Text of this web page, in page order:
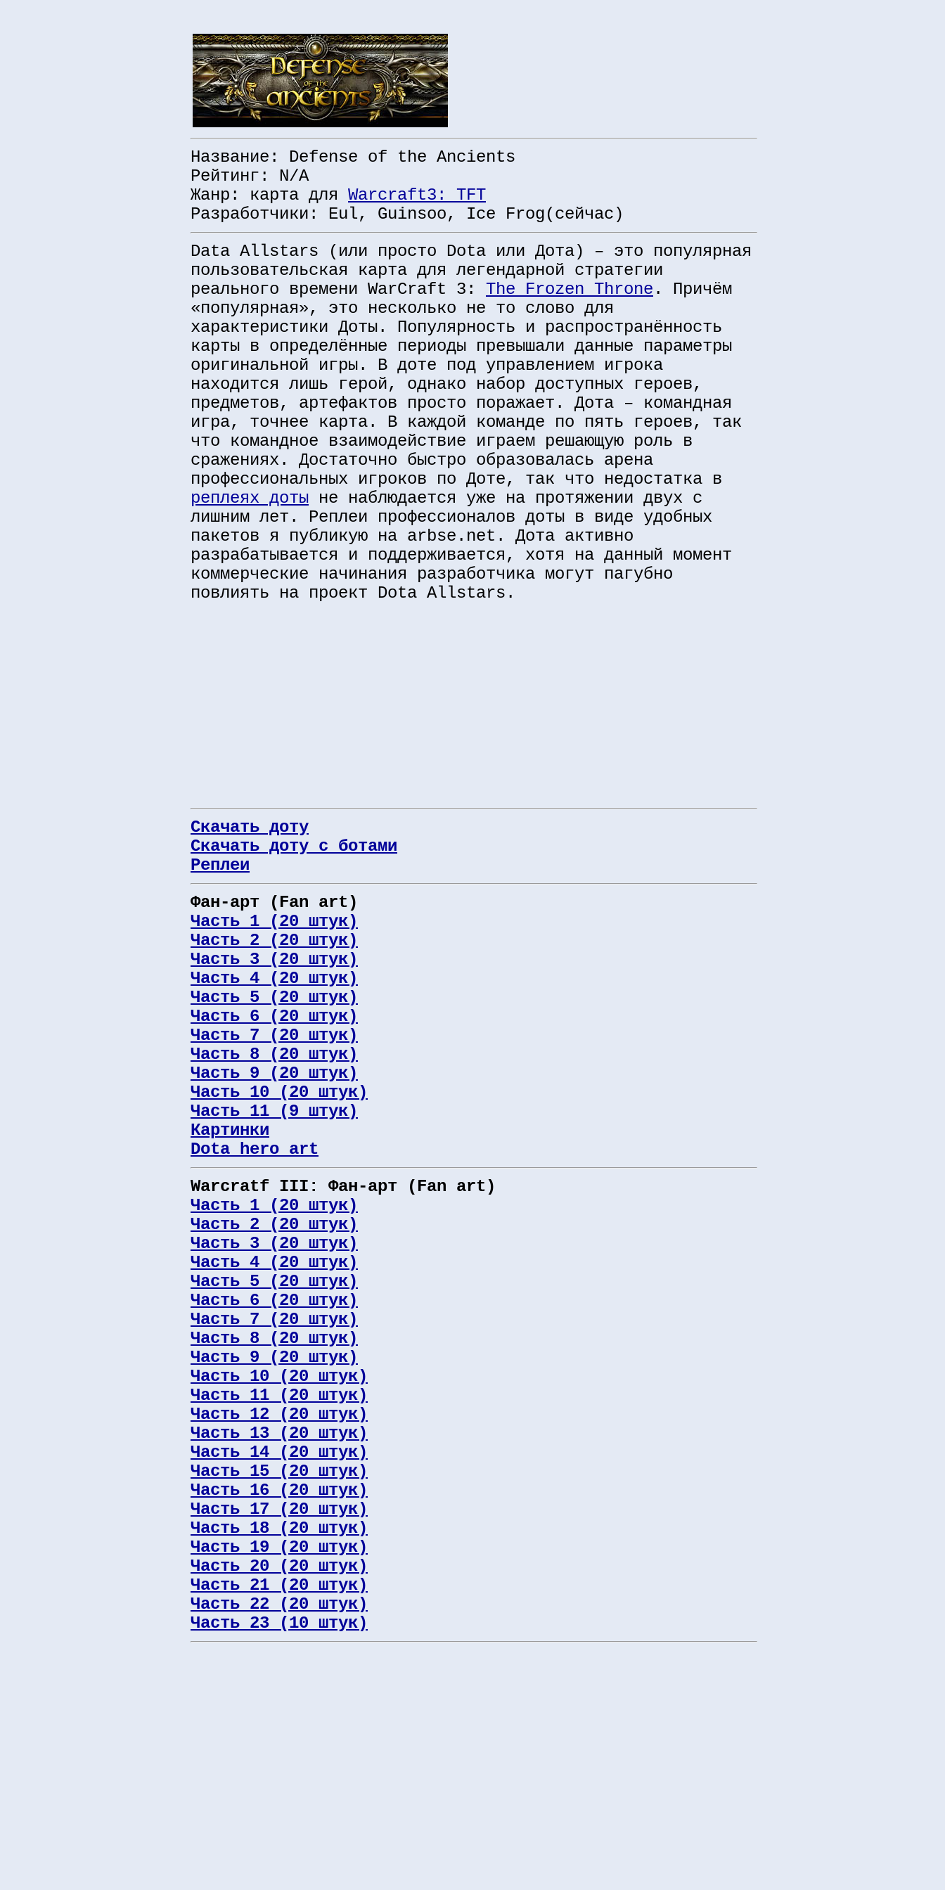
Название: Defense of the Ancients
Рейтинг: N/A
Жанр: карта для Warcraft3: TFT
Разработчики: Eul, Guinsoo, Ice Frog(сейчас)
Data Allstars (или просто Dota или Дота) – это популярная
пользовательская карта для легендарной стратегии
реального времени WarCraft 3: The Frozen Throne . Причём
«популярная», это несколько не то слово для
характеристики Доты. Популярность и распространённость
карты в определённые периоды превышали данные параметры
оригинальной игры. В доте под управлением игрока
находится лишь герой, однако набор доступных героев,
предметов, артефактов просто поражает. Дота – командная
игра, точнее карта. В каждой команде по пять героев, так
что командное взаимодействие играем решающую роль в
сражениях. Достаточно быстро образовалась арена
профессиональных игроков по Доте, так что недостатка в
реплеях доты не наблюдается уже на протяжении двух с
лишним лет. Реплеи профессионалов доты в виде удобных
пакетов я публикую на arbse.net. Дота активно
разрабатывается и поддерживается, хотя на данный момент
коммерческие начинания разработчика могут пагубно
повлиять на проект Dota Allstars.
Скачать доту
Скачать доту с ботами
Реплеи
Фан-арт (Fan art)
Часть 1 (20 штук)
Часть 2 (20 штук)
Часть 3 (20 штук)
Часть 4 (20 штук)
Часть 5 (20 штук)
Часть 6 (20 штук)
Часть 7 (20 штук)
Часть 8 (20 штук)
Часть 9 (20 штук)
Часть 10 (20 штук)
Часть 11 (9 штук)
Картинки
Dota hero art
Warcratf III: Фан-арт (Fan art)
Часть 1 (20 штук)
Часть 2 (20 штук)
Часть 3 (20 штук)
Часть 4 (20 штук)
Часть 5 (20 штук)
Часть 6 (20 штук)
Часть 7 (20 штук)
Часть 8 (20 штук)
Часть 9 (20 штук)
Часть 10 (20 штук)
Часть 11 (20 штук)
Часть 12 (20 штук)
Часть 13 (20 штук)
Часть 14 (20 штук)
Часть 15 (20 штук)
Часть 16 (20 штук)
Часть 17 (20 штук)
Часть 18 (20 штук)
Часть 19 (20 штук)
Часть 20 (20 штук)
Часть 21 (20 штук)
Часть 22 (20 штук)
Часть 23 (10 штук)